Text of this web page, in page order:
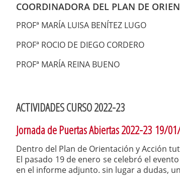
COORDINADORA DEL PLAN DE
PROFª MARÍA LUISA BENÍTEZ LUGO
PROFª ROCIO DE DIEGO CORDERO
PROFª MARÍA REINA BUENO
ACTIVIDADES CURSO 2022-23
Jornada de Puertas Abiertas 2022-23 19/
Dentro del Plan de Orientación y Acción
El pasado 19 de enero se celebró el
en el informe adjunto. sin lugar a dudas,